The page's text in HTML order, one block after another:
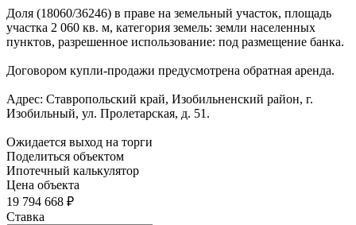
Доля (18060/36246) в праве на земельный участок, площадь
участка 2 060 кв. м, категория земель: земли населенных
пунктов, разрешенное использование: под размещение банка.
Договором купли-продажи предусмотрена обратная аренда.
Адрес: Ставропольский край, Изобильненский район, г.
Изобильный, ул. Пролетарская, д. 51.
Ожидается выход на торги
Поделиться объектом
Ипотечный калькулятор
Цена объекта
19 794 668 ₽
Ставка